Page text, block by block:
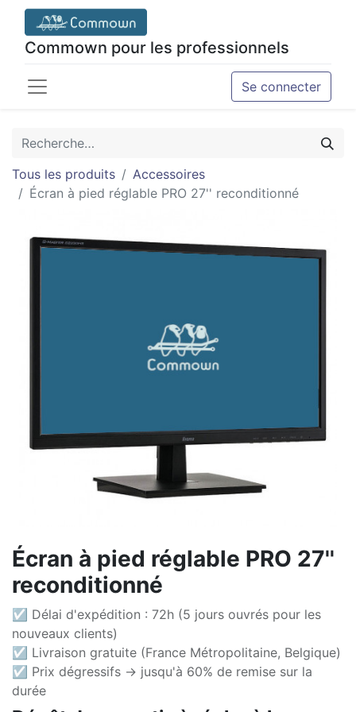
Commown pour les professionnels
Se connecter
Tous les produits
Accessoires
Écran à pied réglable PRO 27'' reconditionné
Écran à pied réglable PRO 27''
reconditionné
☑ Délai d'expédition : 72h (5 jours ouvrés pour les
nouveaux clients)
☑ Livraison gratuite (France Métropolitaine, Belgique)
☑ Prix dégressifs -> jusqu'à 60% de remise sur la
durée